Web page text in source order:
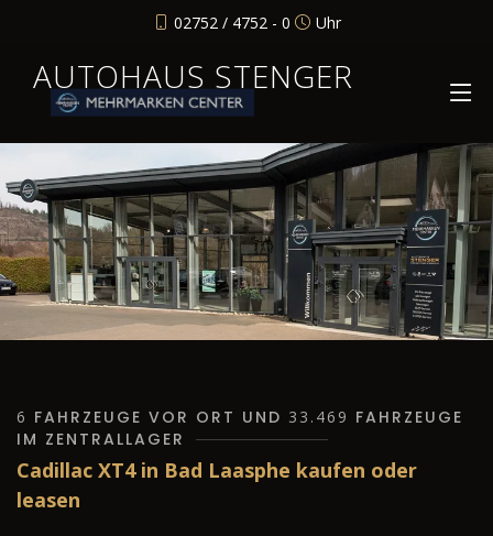
02752 / 4752 - 0 Uhr
AUTOHAUS STENGER
6 FAHRZEUGE VOR ORT UND 33.469 FAHRZEUGE
IM ZENTRALLAGER
Cadillac XT4 in Bad Laasphe kaufen oder
leasen